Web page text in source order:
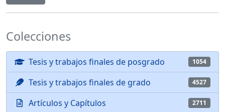
Colecciones
Tesis y trabajos finales de posgrado 1054
Tesis y trabajos finales de grado 4527
Artículos y Capítulos 2711